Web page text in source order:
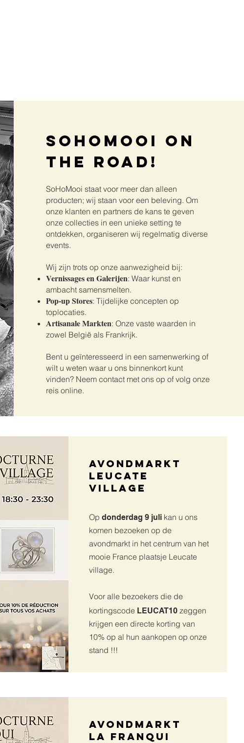
SoHoMooi on
the road!
SoHoMooi staat voor meer dan alleen
producten; wij staan voor een beleving. Om
onze klanten en partners de kans te geven
onze collecties in een unieke setting te
ontdekken, organiseren wij regelmatig diverse
events.
Wij zijn trots op onze aanwezigheid bij:
Vernissages en Galerijen: Waar kunst en
ambacht samensmelten.
Pop-up Stores: Tijdelijke concepten op
toplocaties.
Artisanale Markten: Onze vaste waarden in
zowel België als Frankrijk.
Bent u geïnteresseerd in een samenwerking of
wilt u weten waar u ons binnenkort kunt
vinden? Neem contact met ons op of volg onze
reis online.
Avondmarkt
Leucate
village
Op donderdag 9 juli kan u ons
komen bezoeken op de
avondmarkt in het centrum van het
mooie France plaatsje Leucate
village.
Voor alle bezoekers die de
kortingscode LEUCAT10zeggen
krijgen een directe korting van
10% op al hun aankopen op onze
stand !!!
Avondmarkt
La Franqui